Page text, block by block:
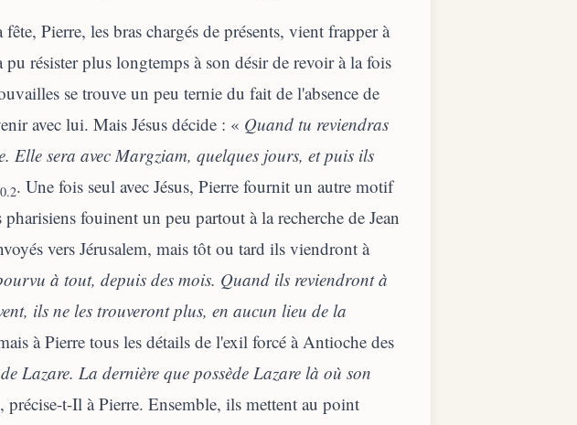
Pierre, les bras chargés de présents, vient frapper à
résister plus longtemps à son désir de revoir à la fois
se trouve un peu ternie du fait de l'absence de
avec lui. Mais Jésus décide : « Quand tu reviendras
Elle sera avec Margziam, quelques jours, et puis ils
. Une fois seul avec Jésus, Pierre fournit un autre motif
fouinent un peu partout à la recherche de Jean
vers Jérusalem, mais tôt ou tard ils viendront à
à tout, depuis des mois. Quand ils reviendront à
ils ne les trouveront plus, en aucun lieu de la
à Pierre tous les détails de l'exil forcé à Antioche des
Lazare. La dernière que possède Lazare là où son
, précise-t-Il à Pierre. Ensemble, ils mettent au point